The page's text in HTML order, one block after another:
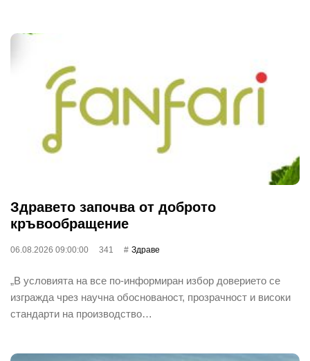
Здравето започва от доброто
кръвообращение
06.08.2026 09:00:00 341 Здраве
„В условията на все по-информиран избор доверието се
изгражда чрез научна обоснованост, прозрачност и високи
стандарти на производство…